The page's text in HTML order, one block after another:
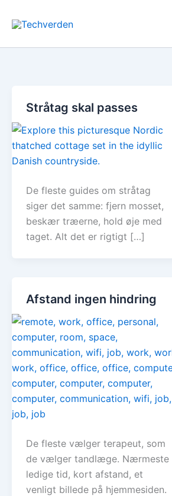
Stråtag skal passes
De fleste guides om stråtag
siger det samme: fjern mosset,
beskær træerne, hold øje med
taget. Alt det er rigtigt […]
Afstand ingen hindring
De fleste vælger terapeut, som
de vælger tandlæge. Nærmeste
ledige tid, kort afstand, et
venligt billede på hjemmesiden.